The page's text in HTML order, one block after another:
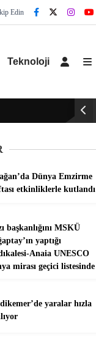
Edin
Teknoloji
Dünya Emzirme
etkinliklerle kutlandı
başkanlığını MSKÜ
yaptığı
Anaia UNESCO
mirası geçici listesinde
yaralar hızla